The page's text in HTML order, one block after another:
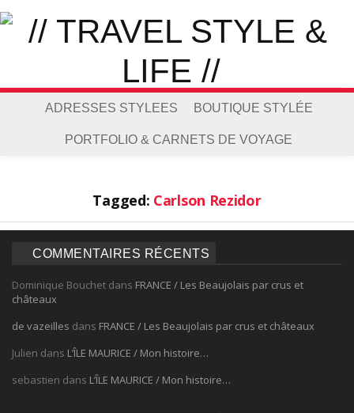
ADRESSES STYLEES BOUTIQUE STYLÉE
PORTFOLIO & CARNETS DE VOYAGE
Tagged: Carlson Rezidor
COMMENTAIRES RÉCENTS
Dominique Bouchet dans FRANCE / Les Beaujolais par crus et
châteaux
de vazeilles dans FRANCE / Les Beaujolais par crus et châteaux
Julien dans L’ÎLE MAURICE / Mon histoire…
sebastien dans L’ÎLE MAURICE / Mon histoire…